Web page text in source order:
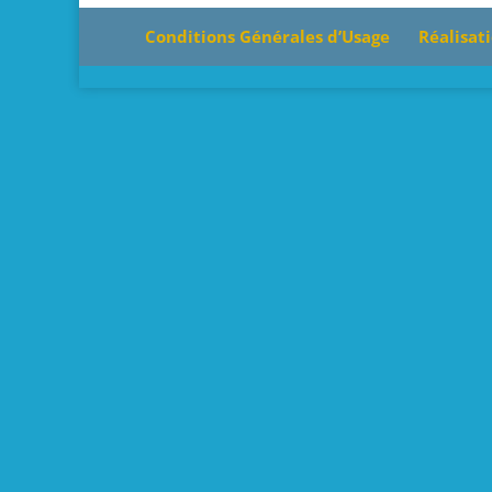
Conditions Générales d’Usage